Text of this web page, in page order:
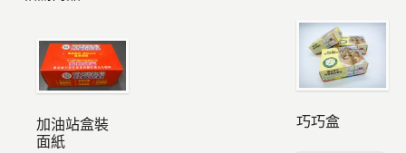
加油站盒裝
面紙
巧巧盒